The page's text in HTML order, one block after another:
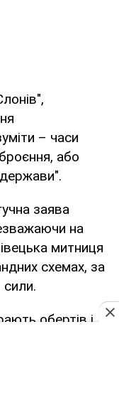
– часи
або
заява
на
митниця
схемах, за
сили.
обертів і